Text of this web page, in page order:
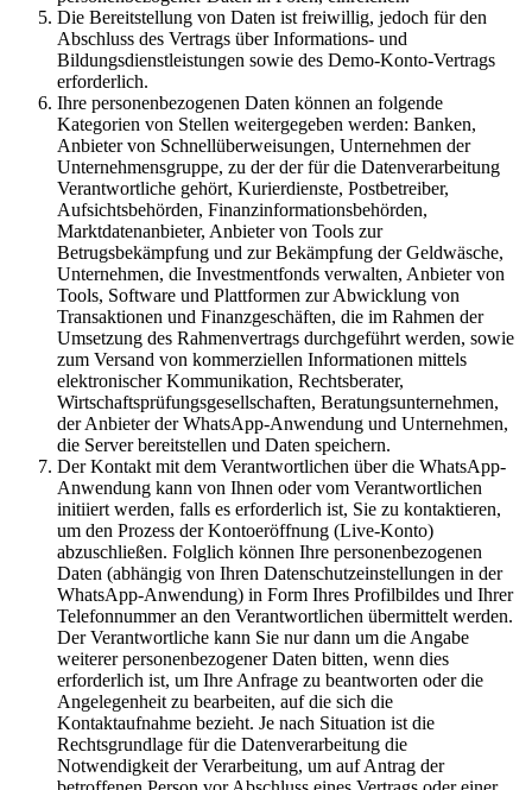
Die Bereitstellung von Daten ist freiwillig, jedoch für den
Abschluss des Vertrags über Informations- und
Bildungsdienstleistungen sowie des Demo-Konto-Vertrags
erforderlich.
Ihre personenbezogenen Daten können an folgende
Kategorien von Stellen weitergegeben werden: Banken,
Anbieter von Schnellüberweisungen, Unternehmen der
Unternehmensgruppe, zu der der für die Datenverarbeitung
Verantwortliche gehört, Kurierdienste, Postbetreiber,
Aufsichtsbehörden, Finanzinformationsbehörden,
Marktdatenanbieter, Anbieter von Tools zur
Betrugsbekämpfung und zur Bekämpfung der Geldwäsche,
Unternehmen, die Investmentfonds verwalten, Anbieter von
Tools, Software und Plattformen zur Abwicklung von
Transaktionen und Finanzgeschäften, die im Rahmen der
Umsetzung des Rahmenvertrags durchgeführt werden, sowie
zum Versand von kommerziellen Informationen mittels
elektronischer Kommunikation, Rechtsberater,
Wirtschaftsprüfungsgesellschaften, Beratungsunternehmen,
der Anbieter der WhatsApp-Anwendung und Unternehmen,
die Server bereitstellen und Daten speichern.
Der Kontakt mit dem Verantwortlichen über die WhatsApp-
Anwendung kann von Ihnen oder vom Verantwortlichen
initiiert werden, falls es erforderlich ist, Sie zu kontaktieren,
um den Prozess der Kontoeröffnung (Live-Konto)
abzuschließen. Folglich können Ihre personenbezogenen
Daten (abhängig von Ihren Datenschutzeinstellungen in der
WhatsApp-Anwendung) in Form Ihres Profilbildes und Ihrer
Telefonnummer an den Verantwortlichen übermittelt werden.
Der Verantwortliche kann Sie nur dann um die Angabe
weiterer personenbezogener Daten bitten, wenn dies
erforderlich ist, um Ihre Anfrage zu beantworten oder die
Angelegenheit zu bearbeiten, auf die sich die
Kontaktaufnahme bezieht. Je nach Situation ist die
Rechtsgrundlage für die Datenverarbeitung die
Notwendigkeit der Verarbeitung, um auf Antrag der